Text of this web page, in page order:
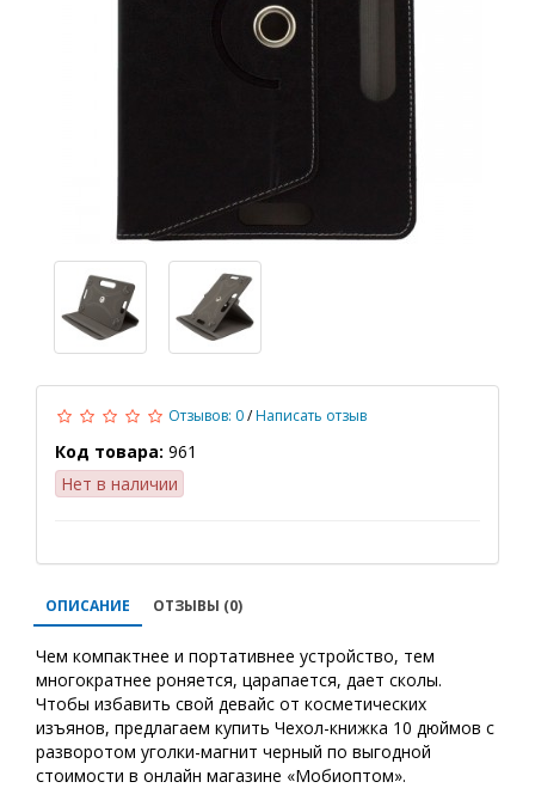
Отзывов: 0/Написать отзыв
Код товара: 961
Нет в наличии
ОПИСАНИЕ ОТЗЫВЫ (0)
Чем компактнее и портативнее устройство, тем
многократнее роняется, царапается, дает сколы.
Чтобы избавить свой девайс от косметических
изъянов, предлагаем купить Чехол-книжка 10 дюймов с
разворотом уголки-магнит черный по выгодной
стоимости в онлайн магазине «Мобиоптом».